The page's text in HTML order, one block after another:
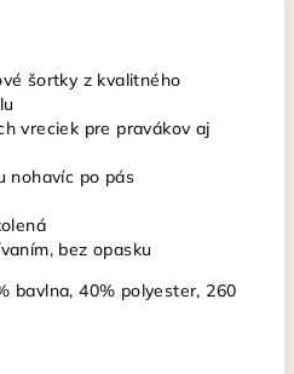
šortky z kvalitného
vreciek pre pravákov aj
nohavíc po pás
bez opasku
bavlna, 40% polyester, 260